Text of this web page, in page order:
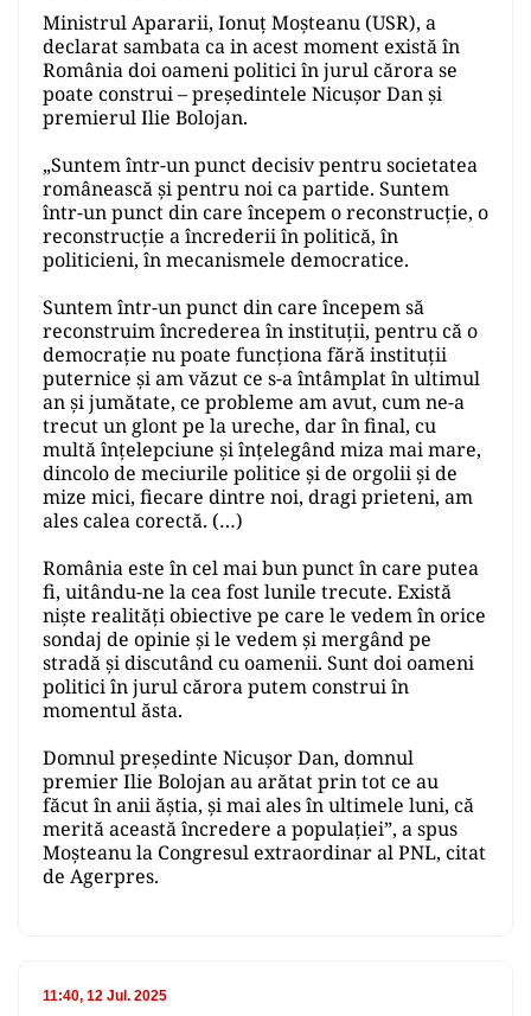
Ministrul Apararii, Ionuţ Moşteanu (USR), a
declarat sambata ca in acest moment există în
România doi oameni politici în jurul cărora se
poate construi – preşedintele Nicuşor Dan și
premierul Ilie Bolojan.
„Suntem într-un punct decisiv pentru societatea
românească și pentru noi ca partide. Suntem
într-un punct din care începem o reconstrucție, o
reconstrucție a încrederii în politică, în
politicieni, în mecanismele democratice.
Suntem într-un punct din care începem să
reconstruim încrederea în instituții, pentru că o
democrație nu poate funcționa fără instituţii
puternice și am văzut ce s-a întâmplat în ultimul
an şi jumătate, ce probleme am avut, cum ne-a
trecut un glont pe la ureche, dar în final, cu
multă înţelepciune și înțelegând miza mai mare,
dincolo de meciurile politice și de orgolii și de
mize mici, fiecare dintre noi, dragi prieteni, am
ales calea corectă. (…)
România este în cel mai bun punct în care putea
fi, uitându-ne la cea fost lunile trecute. Există
nişte realități obiective pe care le vedem în orice
sondaj de opinie și le vedem şi mergând pe
stradă și discutând cu oamenii. Sunt doi oameni
politici în jurul cărora putem construi în
momentul ăsta.
Domnul preşedinte Nicuşor Dan, domnul
premier Ilie Bolojan au arătat prin tot ce au
făcut în anii ăştia, și mai ales în ultimele luni, că
merită această încredere a populaţiei”, a spus
Moşteanu la Congresul extraordinar al PNL, citat
de Agerpres.
11:40, 12 Jul. 2025